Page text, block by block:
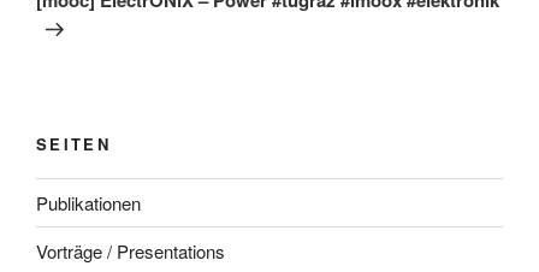
SEITEN
Publikationen
Vorträge / Presentations